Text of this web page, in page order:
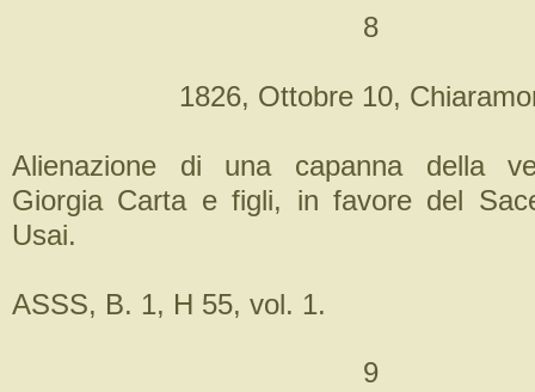
8
1826, Ottobre 10,
Alienazione di una capanna della
Giorgia Carta e figli, in favore del
Usai.
ASSS, B. 1, H 55, vol. 1.
9